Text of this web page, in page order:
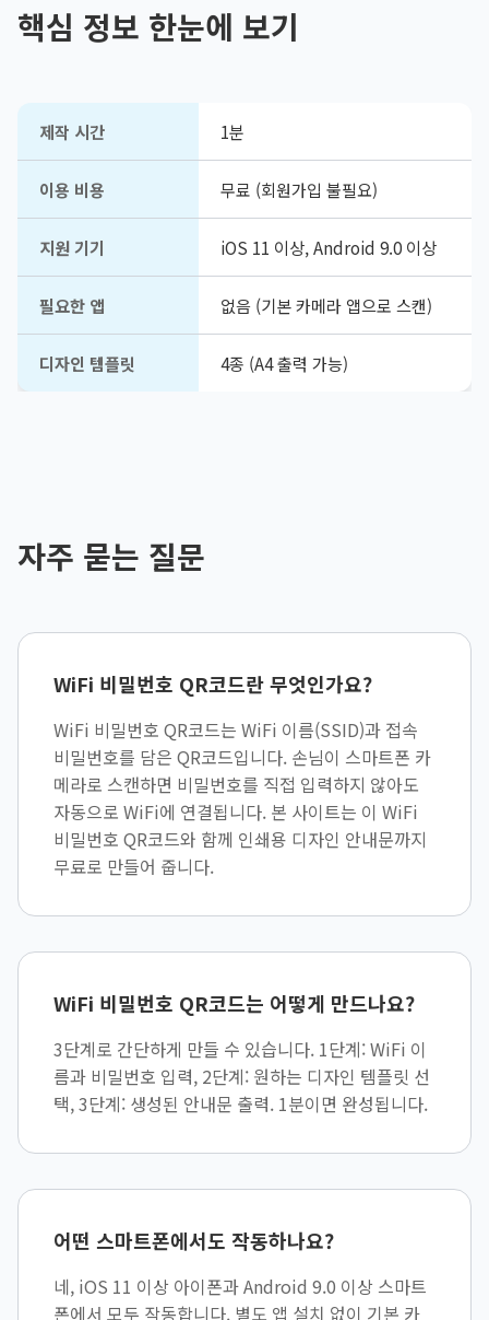
핵심 정보 한눈에 보기
제작 시간 1분
이용 비용 무료 (회원가입 불필요)
지원 기기 iOS 11 이상, Android 9.0 이상
필요한 앱 없음 (기본 카메라 앱으로 스캔)
디자인 템플릿 4종 (A4 출력 가능)
자주 묻는 질문
WiFi 비밀번호 QR코드란 무엇인가요?
WiFi 비밀번호 QR코드는 WiFi 이름(SSID)과 접속
비밀번호를 담은 QR코드입니다. 손님이 스마트폰 카
메라로 스캔하면 비밀번호를 직접 입력하지 않아도
자동으로 WiFi에 연결됩니다. 본 사이트는 이 WiFi
비밀번호 QR코드와 함께 인쇄용 디자인 안내문까지
무료로 만들어 줍니다.
WiFi 비밀번호 QR코드는 어떻게 만드나요?
3단계로 간단하게 만들 수 있습니다. 1단계: WiFi 이
름과 비밀번호 입력, 2단계: 원하는 디자인 템플릿 선
택, 3단계: 생성된 안내문 출력. 1분이면 완성됩니다.
어떤 스마트폰에서도 작동하나요?
네, iOS 11 이상 아이폰과 Android 9.0 이상 스마트
폰에서 모두 작동합니다. 별도 앱 설치 없이 기본 카